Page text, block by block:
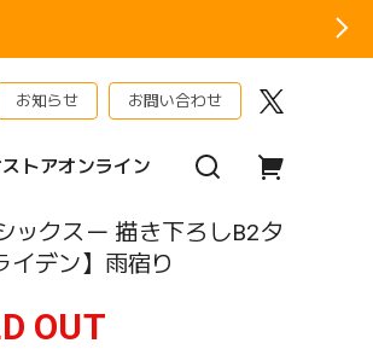
お知らせ お問い合わせ
トアオンライン
ックスー 描き下ろしB2タ
イデン】雨宿り
OUT